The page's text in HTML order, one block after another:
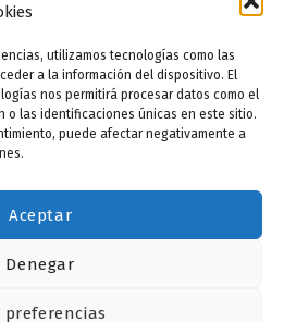
utilizamos tecnologías como las
a la información del dispositivo. El
nos permitirá procesar datos como el
o las identificaciones únicas en este sitio.
puede afectar negativamente a
Aceptar
Denegar
preferencias